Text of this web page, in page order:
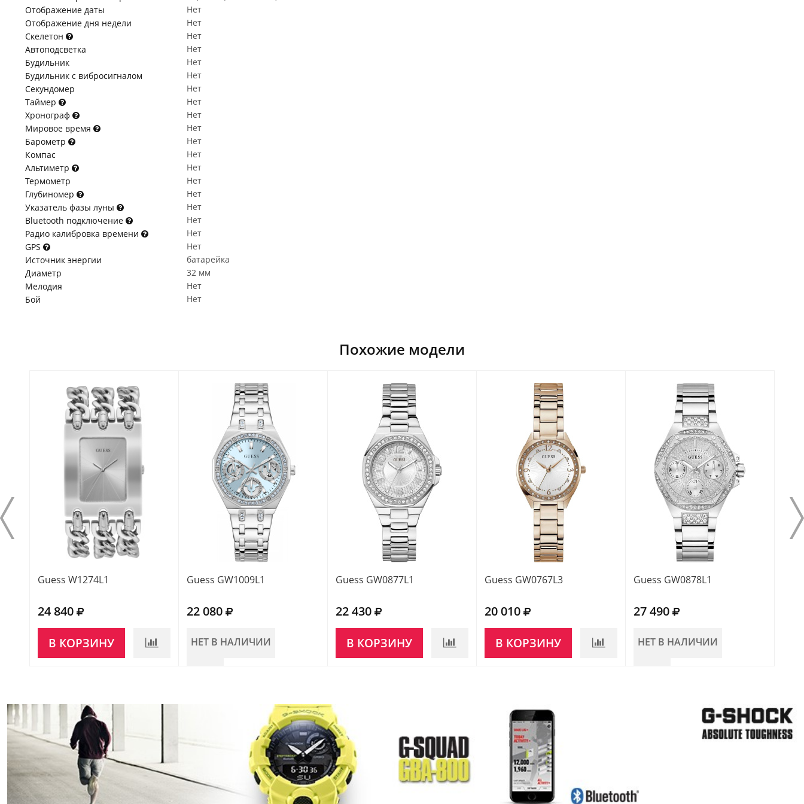
Отображение даты
Нет
Отображение дня недели
Нет
Скелетон
Нет
Автоподсветка
Нет
Будильник
Нет
Будильник с вибросигналом
Нет
Секундомер
Нет
Таймер
Нет
Хронограф
Нет
Мировое время
Нет
Барометр
Нет
Компас
Нет
Альтиметр
Нет
Термометр
Нет
Глубиномер
Нет
Указатель фазы луны
Нет
Bluetooth подключение
Нет
Радио калибровка времени
Нет
GPS
Нет
Источник энергии
батарейка
Диаметр
32 мм
Мелодия
Нет
Бой
Нет
Похожие модели
Guess W1274L1
24 840
В КОРЗИНУ
Guess GW1009L1
22 080
НЕТ В НАЛИЧИИ
Guess GW0877L1
22 430
В КОРЗИНУ
Guess GW0767L3
20 010
В КОРЗИНУ
Guess GW0878L1
27 490
НЕТ В НАЛИЧИИ